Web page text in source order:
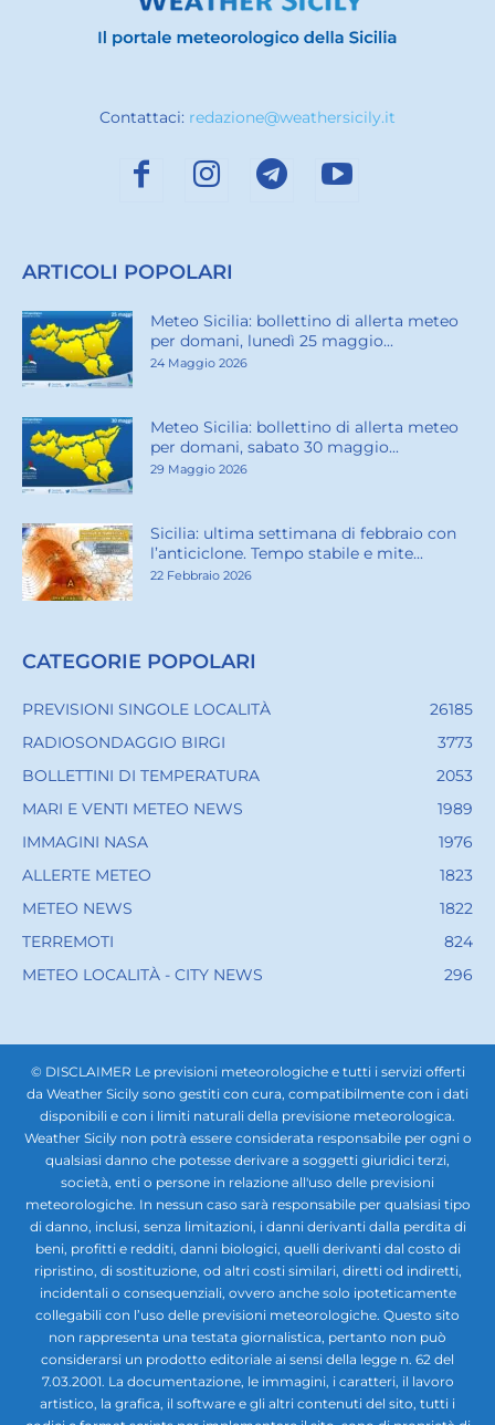
Contattaci: redazione@weathersicily.it
ARTICOLI POPOLARI
Meteo Sicilia: bollettino di allerta meteo
per domani, lunedì 25 maggio...
24 Maggio 2026
Meteo Sicilia: bollettino di allerta meteo
per domani, sabato 30 maggio...
29 Maggio 2026
Sicilia: ultima settimana di febbraio con
l’anticiclone. Tempo stabile e mite...
22 Febbraio 2026
CATEGORIE POPOLARI
PREVISIONI SINGOLE LOCALITÀ
26185
RADIOSONDAGGIO BIRGI
3773
BOLLETTINI DI TEMPERATURA
2053
MARI E VENTI METEO NEWS
1989
IMMAGINI NASA
1976
ALLERTE METEO
1823
METEO NEWS
1822
TERREMOTI
824
METEO LOCALITÀ - CITY NEWS
296
© DISCLAIMER Le previsioni meteorologiche e tutti i servizi offerti
da Weather Sicily sono gestiti con cura, compatibilmente con i dati
disponibili e con i limiti naturali della previsione meteorologica.
Weather Sicily non potrà essere considerata responsabile per ogni o
qualsiasi danno che potesse derivare a soggetti giuridici terzi,
società, enti o persone in relazione all'uso delle previsioni
meteorologiche. In nessun caso sarà responsabile per qualsiasi tipo
di danno, inclusi, senza limitazioni, i danni derivanti dalla perdita di
beni, profitti e redditi, danni biologici, quelli derivanti dal costo di
ripristino, di sostituzione, od altri costi similari, diretti od indiretti,
incidentali o consequenziali, ovvero anche solo ipoteticamente
collegabili con l’uso delle previsioni meteorologiche. Questo sito
non rappresenta una testata giornalistica, pertanto non può
considerarsi un prodotto editoriale ai sensi della legge n. 62 del
7.03.2001. La documentazione, le immagini, i caratteri, il lavoro
artistico, la grafica, il software e gli altri contenuti del sito, tutti i